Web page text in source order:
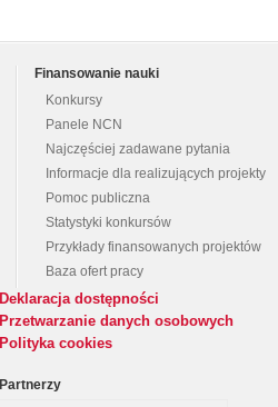
Finansowanie nauki
Konkursy
Panele NCN
Najczęściej zadawane pytania
Informacje dla realizujących projekty
Pomoc publiczna
Statystyki konkursów
Przykłady finansowanych projektów
Baza ofert pracy
Deklaracja dostępności
Przetwarzanie danych osobowych
Polityka cookies
Partnerzy